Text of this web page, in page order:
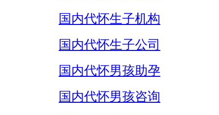
国内代怀生子机构
国内代怀生子公司
国内代怀男孩助孕
国内代怀男孩咨询